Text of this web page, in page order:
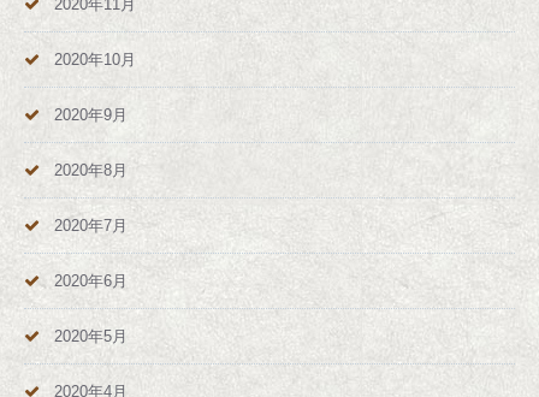
2020年11月
2020年10月
2020年9月
2020年8月
2020年7月
2020年6月
2020年5月
2020年4月